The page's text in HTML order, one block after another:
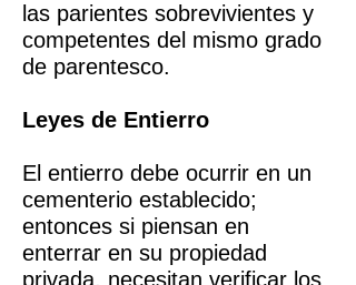
las parientes sobrevivientes y
competentes del mismo grado
de parentesco.
Leyes de Entierro
El entierro debe ocurrir en un
cementerio establecido;
entonces si piensan en
enterrar en su propiedad
privada, necesitan verificar los